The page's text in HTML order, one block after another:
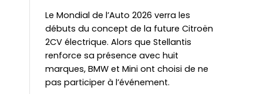
Le Mondial de l’Auto 2026 verra les
débuts du concept de la future Citroën
2CV électrique. Alors que Stellantis
renforce sa présence avec huit
marques, BMW et Mini ont choisi de ne
pas participer à l’événement.